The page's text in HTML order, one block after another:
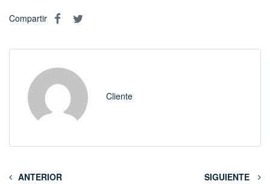
Compartir
Cliente
ANTERIOR SIGUIENTE